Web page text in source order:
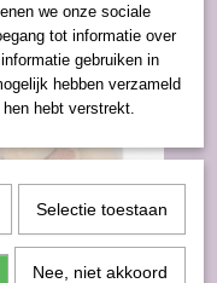
we onze sociale
tot informatie over
gebruiken in
hebben verzameld
hebt verstrekt.
Selectie toestaan
Nee, niet akkoord